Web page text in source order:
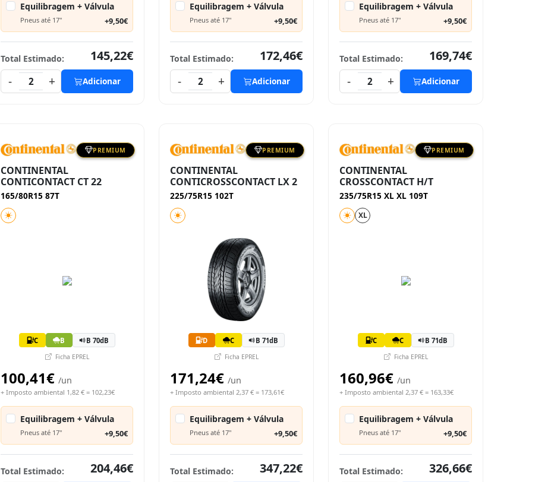
Equilibragem + Válvula
Pneus até 17" +9,50€
Total Estimado:
145,22€
-
2 + Adicionar
Equilibragem + Válvula
Pneus até 17" +9,50€
Total Estimado:
172,46€
-
2 + Adicionar
Equilibragem + Válvula
Pneus até 17" +9,50€
Total Estimado:
169,74€
-
2 + Adicionar
PREMIUM
CONTINENTAL
CONTICONTACT CT 22
165/80R15 87T
C B B 70dB
Ficha EPREL
100,41€ /un
+ Imposto ambiental 1,82 € = 102,23€
Equilibragem + Válvula
Pneus até 17" +9,50€
Total Estimado:
204,46€
PREMIUM
CONTINENTAL
CONTICROSSCONTACT LX 2
225/75R15 102T
D C B 71dB
Ficha EPREL
171,24€ /un
+ Imposto ambiental 2,37 € = 173,61€
Equilibragem + Válvula
Pneus até 17" +9,50€
Total Estimado:
347,22€
PREMIUM
CONTINENTAL
CROSSCONTACT H/T
235/75R15 XL XL 109T
XL
C C B 71dB
Ficha EPREL
160,96€ /un
+ Imposto ambiental 2,37 € = 163,33€
Equilibragem + Válvula
Pneus até 17" +9,50€
Total Estimado:
326,66€